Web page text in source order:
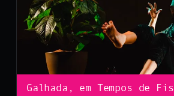
Galhada, em Tempos de